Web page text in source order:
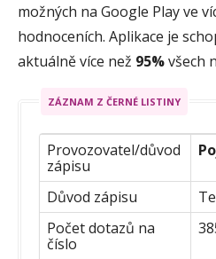
možných na Google Play ve
hodnoceních. Aplikace je
aktuálně více než 95%všech
ZÁZNAM Z ČERNÉ LISTINY
Provozovatel/důvod
zápisu
Důvod zápisu
Počet dotazů na
číslo